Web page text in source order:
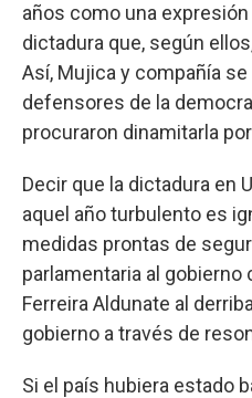
años como una
dictadura que, según
Así, Mujica y compañía
defensores de la
procuraron dinamitarla
Decir que la dictadura en
aquel año turbulento es
medidas prontas de
parlamentaria al
Ferreira Aldunate al
gobierno a través de
Si el país hubiera estado